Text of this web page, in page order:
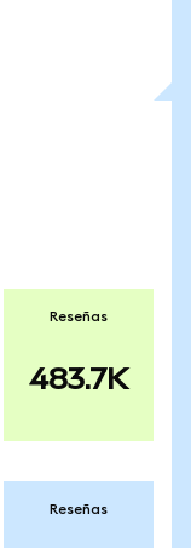
Reseñas
483.7K
Reseñas